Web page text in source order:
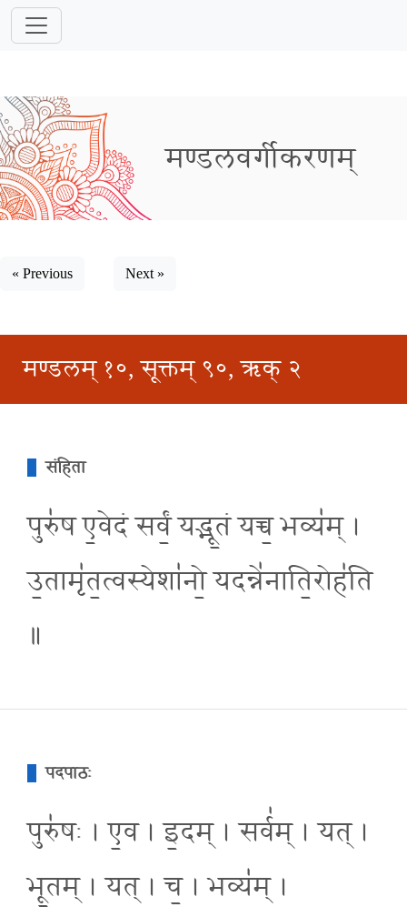
मण्डलवर्गीकरणम्
« Previous Next »
मण्डलम् १०, सूक्तम् ९०, ऋक् २
संहिता
पुरु॑ष ए॒वेदं सर्वं॒ यद्भू॒तं यच्च॒ भव्य॑म् ।
उ॒तामृ॑त॒त्वस्येशा॑नो॒ यदन्ने॑नाति॒रोह॑ति
॥
पदपाठः
पुरु॑षः । ए॒व । इ॒दम् । सर्व॑म् । यत् ।
भू॒तम् । यत् । च॒ । भव्य॑म् ।